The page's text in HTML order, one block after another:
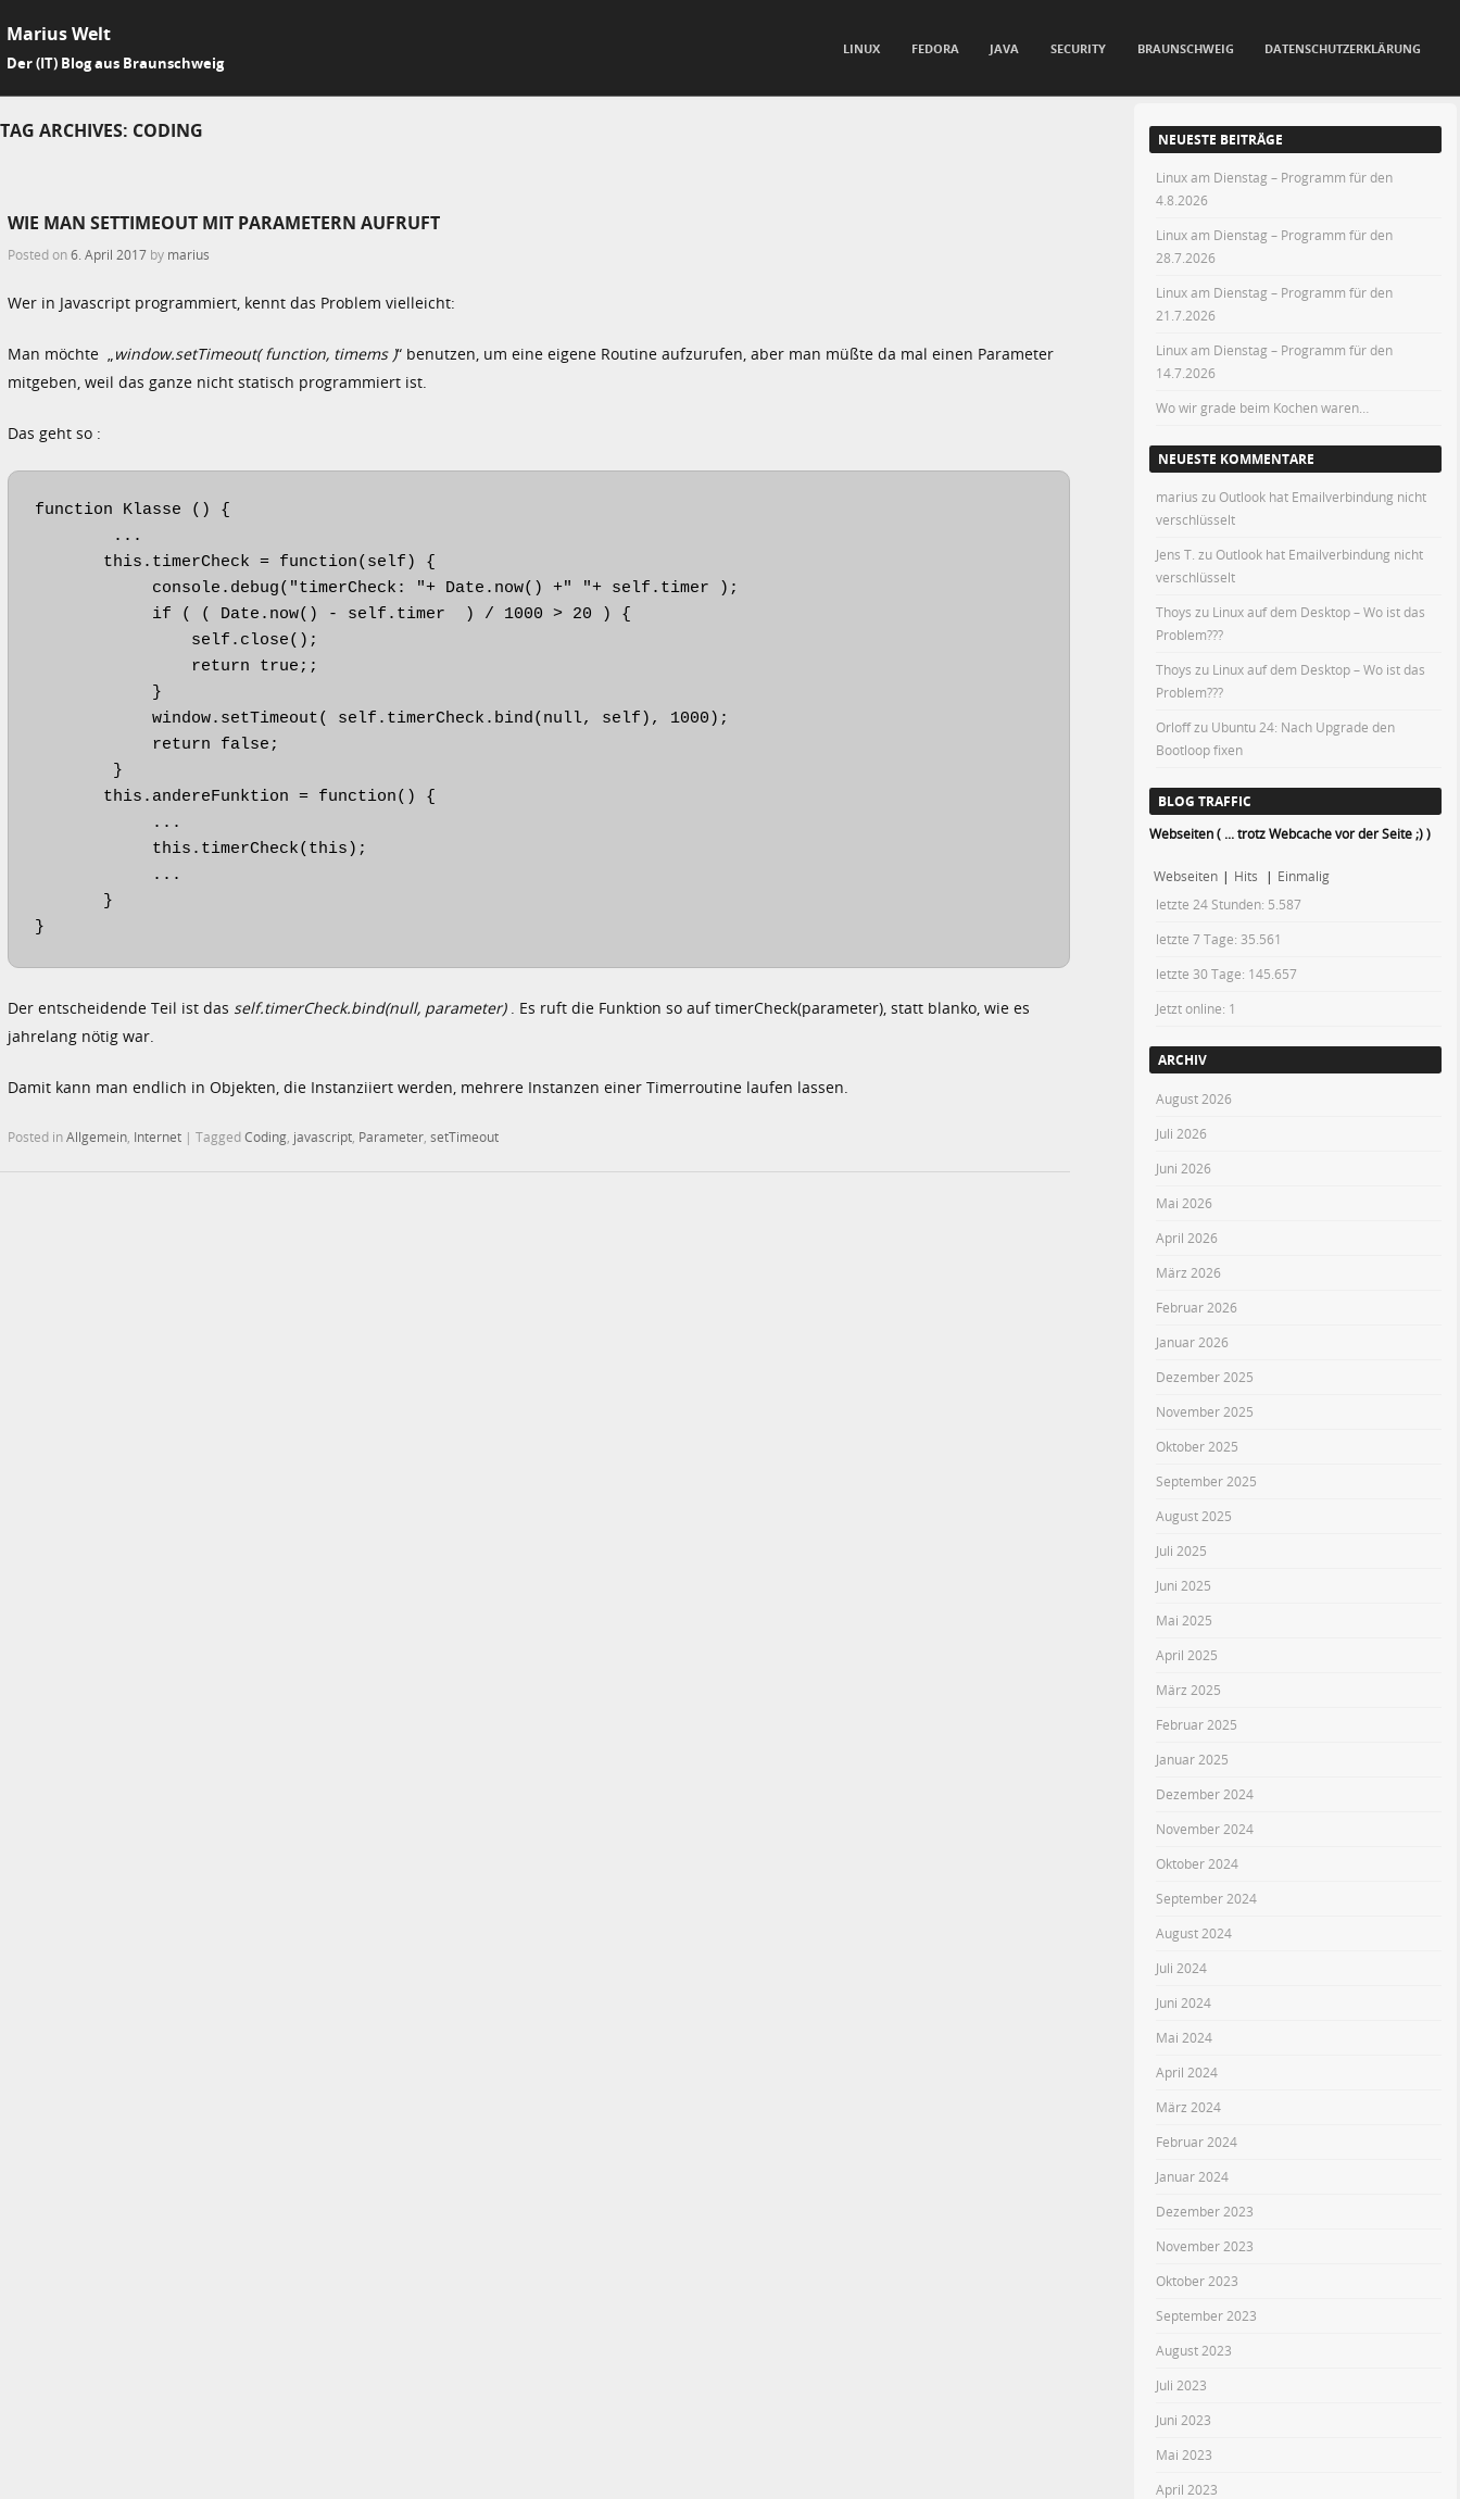
Marius Welt
Der (IT) Blog aus Braunschweig
LINUX FEDORA JAVA SECURITY BRAUNSCHWEIG DATENSCHUTZERKLÄRUNG
TAG ARCHIVES: CODING
WIE MAN SETTIMEOUT MIT PARAMETERN AUFRUFT
Posted on6. April 2017 by marius
Wer in Javascript programmiert, kennt das Problem vielleicht:
Man möchte „window.setTimeout( function, timems )“ benutzen, um eine eigene Routine aufzurufen, aber man müßte da mal einen Parameter
mitgeben, weil das ganze nicht statisch programmiert ist.
Das geht so :
function Klasse () {
        ...
       this.timerCheck = function(self) {
console.debug("timerCheck: "+ Date.now() +" "+ self.timer );
if ( ( Date.now() - self.timer  ) / 1000 > 20 ) {
self.close();
return true;;
}
window.setTimeout( self.timerCheck.bind(null, self), 1000);
return false;
}
       this.andereFunktion = function() {
            ...
            this.timerCheck(this);
            ...
       }
}
Der entscheidende Teil ist das self.timerCheck.bind(null, parameter). Es ruft die Funktion so auf timerCheck(parameter), statt blanko, wie es
jahrelang nötig war.
Damit kann man endlich in Objekten, die Instanziiert werden, mehrere Instanzen einer Timerroutine laufen lassen.
Posted inAllgemein Internet | TaggedCoding javascript Parameter setTimeout
NEUESTE BEITRÄGE
Linux am Dienstag – Programm für den
4.8.2026
Linux am Dienstag – Programm für den
28.7.2026
Linux am Dienstag – Programm für den
21.7.2026
Linux am Dienstag – Programm für den
14.7.2026
Wo wir grade beim Kochen waren…
NEUESTE KOMMENTARE
marius zuOutlook hat Emailverbindung nicht
verschlüsselt
Jens T. zuOutlook hat Emailverbindung nicht
verschlüsselt
Thoys zu Linux auf dem Desktop – Wo ist das
Problem???
Thoys zu Linux auf dem Desktop – Wo ist das
Problem???
Orloffzu Ubuntu 24: Nach Upgrade den
Bootloop fixen
BLOG TRAFFIC
Webseiten ( ... trotz Webcache vor der Seite ;) )
Webseiten | Hits | Einmalig
letzte 24 Stunden: 5.587
letzte 7 Tage: 35.561
letzte 30 Tage: 145.657
Jetzt online: 1
ARCHIV
August 2026
Juli 2026
Juni 2026
Mai 2026
April 2026
März 2026
Februar 2026
Januar 2026
Dezember 2025
November 2025
Oktober 2025
September 2025
August 2025
Juli 2025
Juni 2025
Mai 2025
April 2025
März 2025
Februar 2025
Januar 2025
Dezember 2024
November 2024
Oktober 2024
September 2024
August 2024
Juli 2024
Juni 2024
Mai 2024
April 2024
März 2024
Februar 2024
Januar 2024
Dezember 2023
November 2023
Oktober 2023
September 2023
August 2023
Juli 2023
Juni 2023
Mai 2023
April 2023